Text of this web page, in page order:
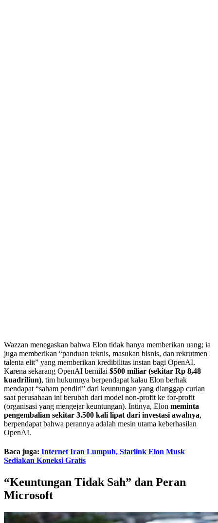
Wazzan menegaskan bahwa Elon tidak hanya memberikan uang; ia
juga memberikan “panduan teknis, masukan bisnis, dan rekrutmen
talenta elit” yang memberikan kredibilitas instan bagi OpenAI.
Karena sekarang OpenAI bernilai $500 miliar (sekitar Rp 8,48
kuadriliun), tim hukumnya berpendapat kalau Elon berhak
mendapat “saham pendiri” dari keuntungan yang dianggap curian
saat perusahaan ini berubah dari model non-profit ke for-profit
(organisasi yang mengejar keuntungan). Intinya, Elon meminta
pengembalian sekitar 3.500 kali lipat dari investasi awalnya,
berpendapat bahwa perannya adalah mesin utama keberhasilan
OpenAI.
Baca juga: Internet Iran Lumpuh, Starlink Elon Musk
Sediakan Koneksi Gratis
“Keuntungan Tidak Sah” dan Peran
Microsoft